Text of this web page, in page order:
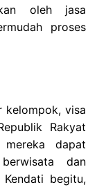
oleh jasa
proses
kelompok, visa
Rakyat
dapat
dan
begitu,